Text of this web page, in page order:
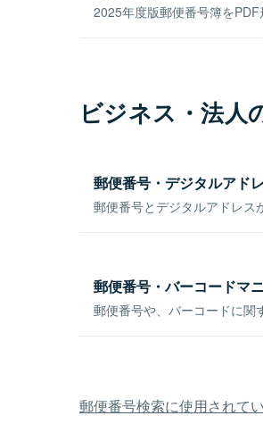
2025年度版郵便番号簿をPDF
ビジネス・法人
郵便番号・デジタルアド
郵便番号とデジタルアドレス
郵便番号・バーコードマ
郵便番号や、バーコードに関
郵便番号検索に使用されて